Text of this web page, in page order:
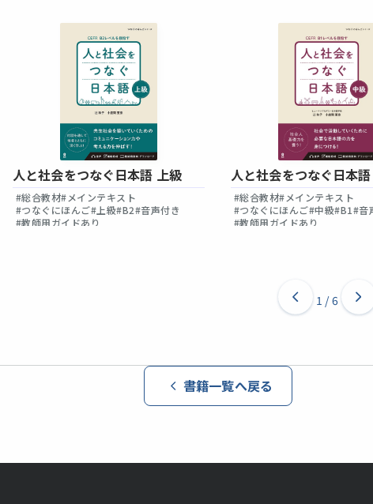
人と社会をつなぐ日本語 上級
#総合教材#メインテキスト
#つなぐにほんご#上級#B2#音声付き
#教師用ガイドあり
人と社会をつなぐ日本
#総合教材#メインテキスト
#つなぐにほんご#中級#B1#音
#教師用ガイドあり
1 /6
書籍一覧へ戻る